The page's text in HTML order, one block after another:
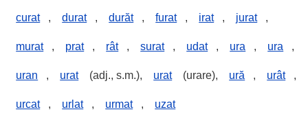
curat , durat , durăt , furat , irat , jurat ,
murat , prat , rât , surat , udat , ura , ura ,
uran , urat (adj., s.m.), urat (urare), ură , urât ,
urcat , urlat , urmat , uzat